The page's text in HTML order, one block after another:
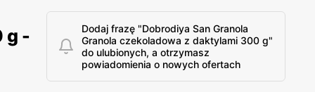
g -
Dodaj frazę "Dobrodiya San Granola
Granola czekoladowa z daktylami 300 g"
do ulubionych, a otrzymasz
powiadomienia o nowych ofertach